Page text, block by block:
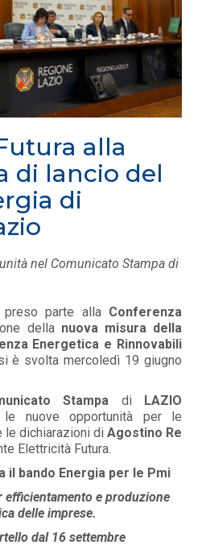
alla
di lancio del
di
nel Comunicato Stampa di
parte alla Conferenza
della nuova misura della
Energetica e Rinnovabili
è svolta mercoledì 19 giugno
Stampa di LAZIO
nuove opportunità per le
le dichiarazioni di Agostino Re
Elettricità Futura.
il bando Energia per le Pmi
e produzione
delle imprese.
dal 16 settembre